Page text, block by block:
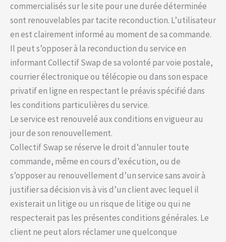
commercialisés sur le site pour une durée déterminée
sont renouvelables par tacite reconduction. L’utilisateur
en est clairement informé au moment de sa commande.
Il peut s’opposer à la reconduction du service en
informant Collectif Swap de sa volonté par voie postale,
courrier électronique ou télécopie ou dans son espace
privatif en ligne en respectant le préavis spécifié dans
les conditions particulières du service.
Le service est renouvelé aux conditions en vigueur au
jour de son renouvellement.
Collectif Swap se réserve le droit d’annuler toute
commande, même en cours d’exécution, ou de
s’opposer au renouvellement d’un service sans avoir à
justifier sa décision vis à vis d’un client avec lequel il
existerait un litige ou un risque de litige ou qui ne
respecterait pas les présentes conditions générales. Le
client ne peut alors réclamer une quelconque